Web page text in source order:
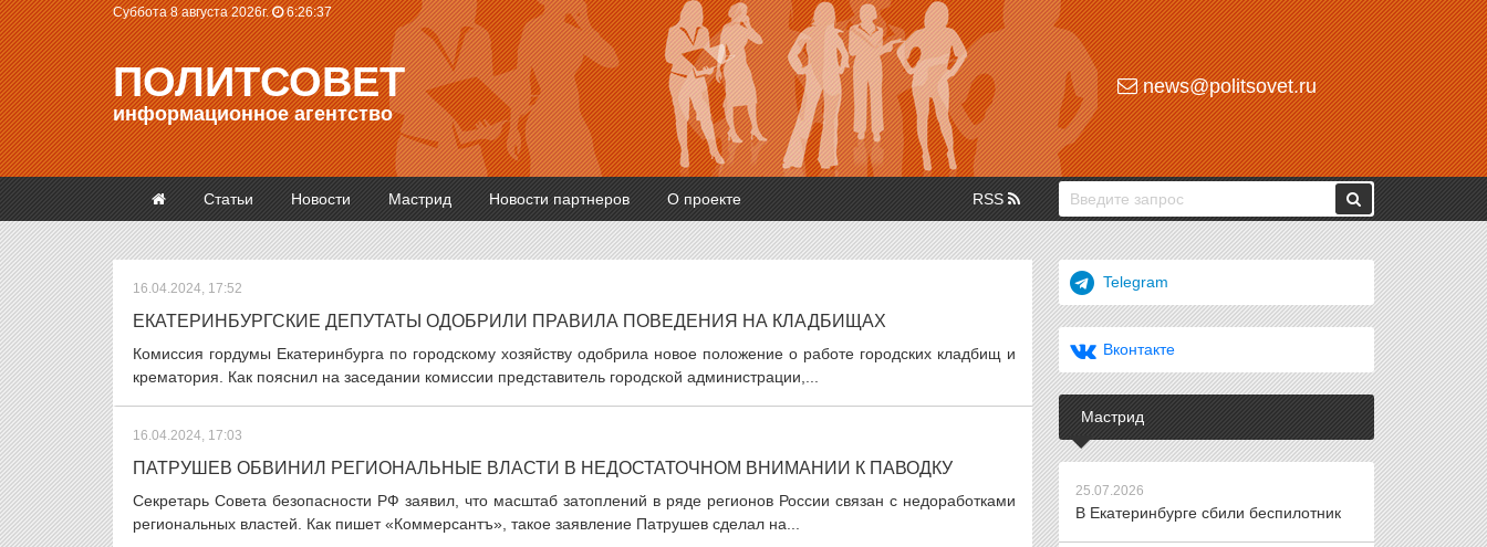
Суббота 8 августа 2026г. 6:26:37
ПОЛИТСОВЕТ
информационное агентство
news@politsovet.ru
Статьи Новости Мастрид Новости партнеров О проекте RSS
16.04.2024, 17:52
ЕКАТЕРИНБУРГСКИЕ ДЕПУТАТЫ ОДОБРИЛИ ПРАВИЛА ПОВЕДЕНИЯ НА КЛАДБИЩАХ
Комиссия гордумы Екатеринбурга по городскому хозяйству одобрила новое положение о работе городских кладбищ и
крематория. Как пояснил на заседании комиссии представитель городской администрации,...
16.04.2024, 17:03
ПАТРУШЕВ ОБВИНИЛ РЕГИОНАЛЬНЫЕ ВЛАСТИ В НЕДОСТАТОЧНОМ ВНИМАНИИ К ПАВОДКУ
Секретарь Совета безопасности РФ заявил, что масштаб затоплений в ряде регионов России связан с недоработками
региональных властей. Как пишет «Коммерсантъ», такое заявление Патрушев сделал на...
Telegram
Вконтакте
Мастрид
25.07.2026
В Екатеринбурге сбили беспилотник